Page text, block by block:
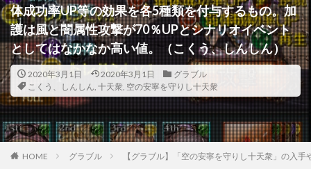
体成功率UP等の効果を各5種類を付与するもの。加
護は風と闇属性攻撃が70％UPとシナリオイベント
としてはなかなか高い値。（こくう、しんしん）
2020年3月1日 2020年3月1日
グラブル
こくう、しんしん, 十天衆, 空の安寧を守りし十天衆
HOME グラブル 【グラブル】「空の安寧を守りし十天衆」の入